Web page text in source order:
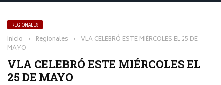
REGIONALES
Inicio › Regionales › VLA CELEBRÓ ESTE MIÉRCOLES EL 25 DE
MAYO
VLA CELEBRÓ ESTE MIÉRCOLES EL
25 DE MAYO